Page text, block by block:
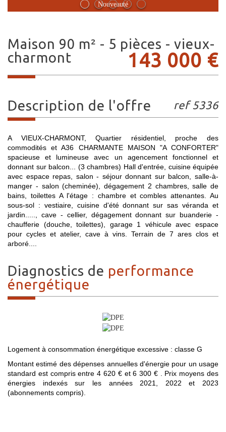
Nouveauté
maison 90 m² - 5 pièces - vieux-
charmont
143 000 €
description de l'offre ref 5336
A VIEUX-CHARMONT, Quartier résidentiel, proche des
commodités et A36 CHARMANTE MAISON "A CONFORTER"
spacieuse et lumineuse avec un agencement fonctionnel et
donnant sur balcon... (3 chambres) Hall d'entrée, cuisine équipée
avec espace repas, salon - séjour donnant sur balcon, salle-à-
manger - salon (cheminée), dégagement 2 chambres, salle de
bains, toilettes A l'étage : chambre et combles attenantes. Au
sous-sol : vestiaire, cuisine d'été donnant sur sas véranda et
jardin....., cave - cellier, dégagement donnant sur buanderie -
chaufferie (douche, toilettes), garage 1 véhicule avec espace
pour cycles et atelier, cave à vins. Terrain de 7 ares clos et
arboré....
diagnostics de performance
énergétique
Logement à consommation énergétique excessive : classe G
Montant estimé des dépenses annuelles d'énergie pour un usage
standard est compris entre 4 620 € et 6 300 € . Prix moyens des
énergies indexés sur les années 2021, 2022 et 2023
(abonnements compris).